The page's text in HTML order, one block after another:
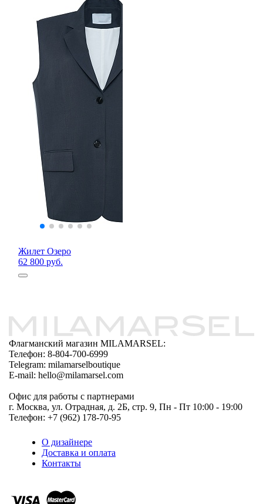
Жилет Озеро
62 800 руб.
Флагманский магазин MILAMARSEL:
Телефон: 8-804-700-6999
Telegram: milamarselboutique
E-mail: hello@milamarsel.com
Офис для работы с партнерами
г. Москва, ул. Отрадная, д. 2Б, стр. 9, Пн - Пт 10:00 - 19:00
Телефон: +7 (962) 178-70-95
О дизайнере
Доставка и оплата
Контакты